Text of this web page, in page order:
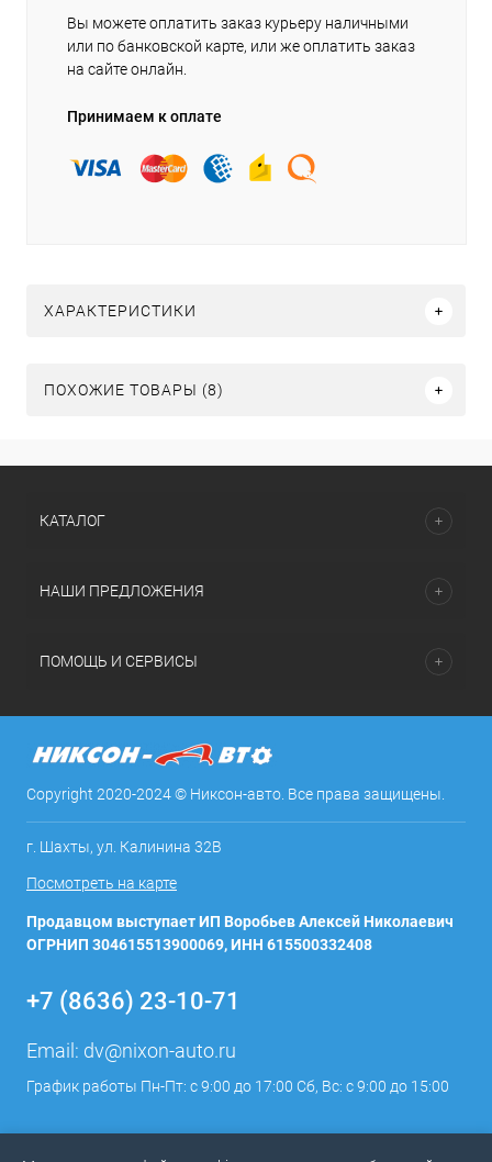
Вы можете оплатить заказ курьеру наличными
или по банковской карте, или же оплатить заказ
на сайте онлайн.
Принимаем к оплате
ХАРАКТЕРИСТИКИ
ПОХОЖИЕ ТОВАРЫ (8)
КАТАЛОГ
НАШИ ПРЕДЛОЖЕНИЯ
ПОМОЩЬ И СЕРВИСЫ
Copyright 2020-2024 © Никсон-авто. Все права защищены.
г. Шахты, ул. Калинина 32В
Посмотреть на карте
Продавцом выступает ИП Воробьев Алексей Николаевич
ОГРНИП 304615513900069, ИНН 615500332408
+7 (8636) 23-10-71
Email: dv@nixon-auto.ru
График работы Пн-Пт: с 9:00 до 17:00 Сб, Вс: с 9:00 до 15:00